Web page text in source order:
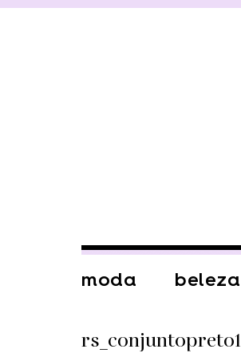
moda beleza
rs_conjuntopreto1